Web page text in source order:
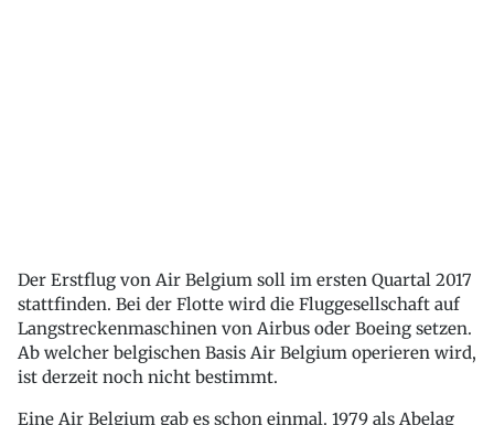
Der Erstflug von Air Belgium soll im ersten Quartal 2017
stattfinden. Bei der Flotte wird die Fluggesellschaft auf
Langstreckenmaschinen von Airbus oder Boeing setzen.
Ab welcher belgischen Basis Air Belgium operieren wird,
ist derzeit noch nicht bestimmt.
Eine Air Belgium gab es schon einmal. 1979 als Abelag